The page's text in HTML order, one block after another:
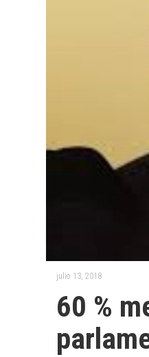
julio 13, 2018
60 %